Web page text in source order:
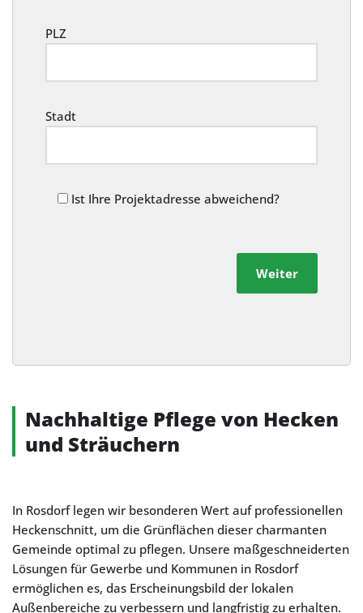
PLZ
Stadt
Ist Ihre Projektadresse abweichend?
Weiter
Alternative:
Nachhaltige Pflege von Hecken
und Sträuchern
In Rosdorf legen wir besonderen Wert auf professionellen
Heckenschnitt, um die Grünflächen dieser charmanten
Gemeinde optimal zu pflegen. Unsere maßgeschneiderten
Lösungen für Gewerbe und Kommunen in Rosdorf
ermöglichen es, das Erscheinungsbild der lokalen
Außenbereiche zu verbessern und langfristig zu erhalten.